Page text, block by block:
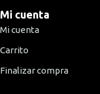
Mi cuenta
Mi cuenta
Carrito
Finalizar compra